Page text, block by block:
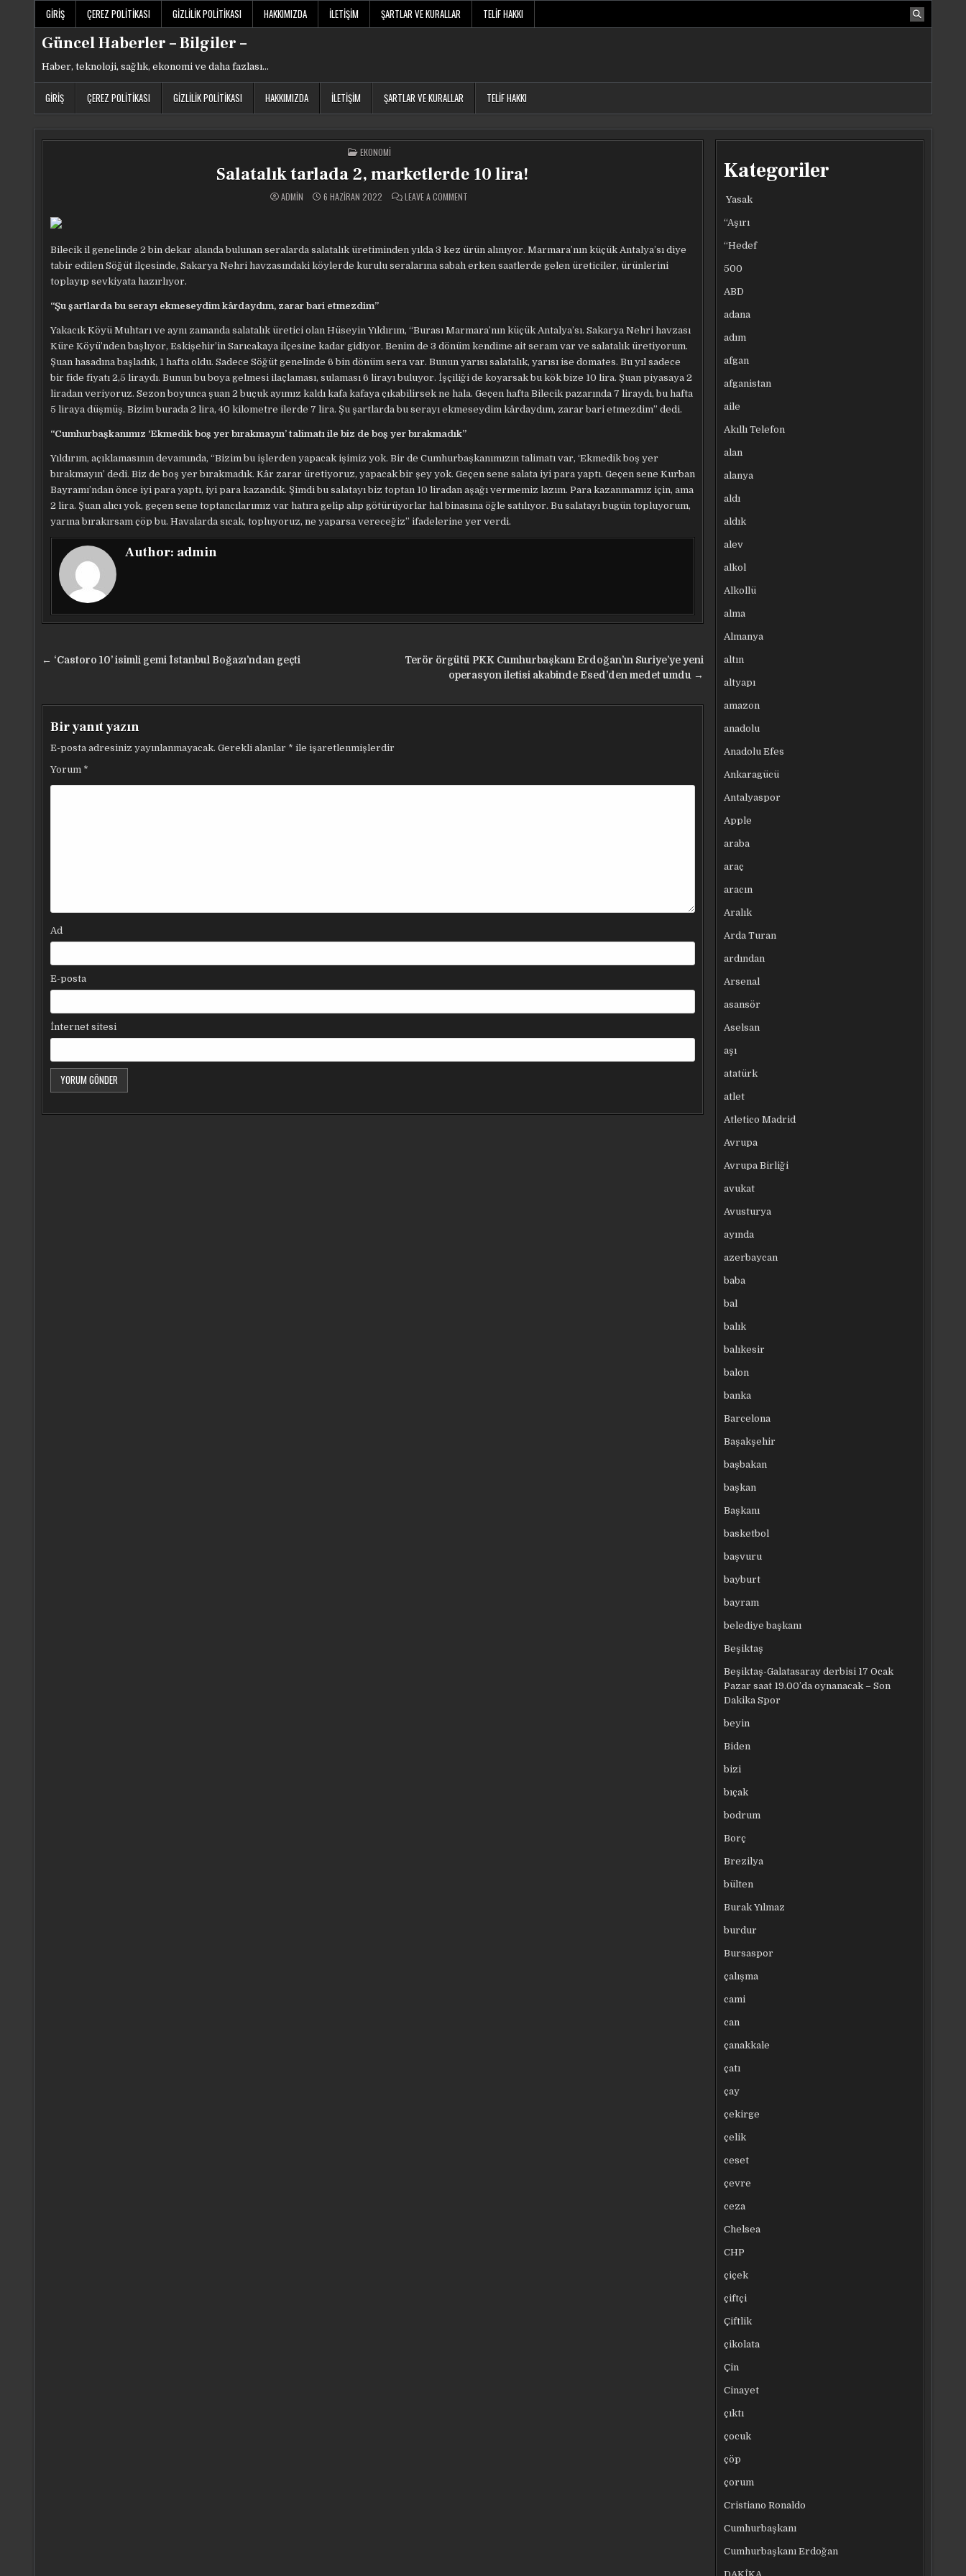
GIRIŞ ÇEREZ POLITIKASI GIZLILIK POLITIKASI HAKKIMIZDA İLETIŞIM ŞARTLAR VE KURALLAR TELIF HAKKI
Güncel Haberler – Bilgiler –
Haber, teknoloji, sağlık, ekonomi ve daha fazlası…
GIRIŞ ÇEREZ POLITIKASI GIZLILIK POLITIKASI HAKKIMIZDA İLETIŞIM ŞARTLAR VE KURALLAR TELIF HAKKI
POSTED
IN
EKONOMI
Salatalık tarlada 2, marketlerde 10 lira!
ADMIN 6 HAZIRAN 2022 LEAVE A COMMENT
LIRA!
Bilecik il genelinde 2 bin dekar alanda bulunan seralarda salatalık üretiminden yılda 3 kez ürün alınıyor. Marmara’nın küçük Antalya’sı diye
tabir edilen Söğüt ilçesinde, Sakarya Nehri havzasındaki köylerde kurulu seralarına sabah erken saatlerde gelen üreticiler, ürünlerini
toplayıp sevkiyata hazırlıyor.
“Şu şartlarda bu serayı ekmeseydim kârdaydım, zarar bari etmezdim”
Yakacık Köyü Muhtarı ve aynı zamanda salatalık üretici olan Hüseyin Yıldırım, “Burası Marmara’nın küçük Antalya’sı. Sakarya Nehri havzası
Küre Köyü’nden başlıyor, Eskişehir’in Sarıcakaya ilçesine kadar gidiyor. Benim de 3 dönüm kendime ait seram var ve salatalık üretiyorum.
Şuan hasadına başladık, 1 hafta oldu. Sadece Söğüt genelinde 6 bin dönüm sera var. Bunun yarısı salatalık, yarısı ise domates. Bu yıl sadece
bir fide fiyatı 2,5 liraydı. Bunun bu boya gelmesi ilaçlaması, sulaması 6 lirayı buluyor. İşçiliği de koyarsak bu kök bize 10 lira. Şuan piyasaya 2
liradan veriyoruz. Sezon boyunca şuan 2 buçuk ayımız kaldı kafa kafaya çıkabilirsek ne hala. Geçen hafta Bilecik pazarında 7 liraydı, bu hafta
5 liraya düşmüş. Bizim burada 2 lira, 40 kilometre ilerde 7 lira. Şu şartlarda bu serayı ekmeseydim kârdaydım, zarar bari etmezdim” dedi.
“Cumhurbaşkanımız ‘Ekmedik boş yer bırakmayın’ talimatı ile biz de boş yer bırakmadık”
Yıldırım, açıklamasının devamında, “Bizim bu işlerden yapacak işimiz yok. Bir de Cumhurbaşkanımızın talimatı var, ‘Ekmedik boş yer
bırakmayın’ dedi. Biz de boş yer bırakmadık. Kâr zarar üretiyoruz, yapacak bir şey yok. Geçen sene salata iyi para yaptı. Geçen sene Kurban
Bayramı’ndan önce iyi para yaptı, iyi para kazandık. Şimdi bu salatayı biz toptan 10 liradan aşağı vermemiz lazım. Para kazanmamız için, ama
2 lira. Şuan alıcı yok, geçen sene toptancılarımız var hatıra gelip alıp götürüyorlar hal binasına öğle satılıyor. Bu salatayı bugün topluyorum,
yarına bırakırsam çöp bu. Havalarda sıcak, topluyoruz, ne yaparsa vereceğiz” ifadelerine yer verdi.
Author: admin
Yazı
Terör örgütü PKK Cumhurbaşkanı Erdoğan’ın Suriye’ye yeni
operasyon iletisi akabinde Esed’den medet umdu →
← ‘Castoro 10’ isimli gemi İstanbul Boğazı’ndan geçti
Bir yanıt yazın
E-posta adresiniz yayınlanmayacak. Gerekli alanlar * ile işaretlenmişlerdir
Yorum *
Ad
E-posta
İnternet sitesi
Kategoriler
Yasak
“Aşırı
“Hedef
500
ABD
adana
adım
afgan
afganistan
aile
Akıllı Telefon
alan
alanya
aldı
aldık
alev
alkol
Alkollü
alma
Almanya
altın
altyapı
amazon
anadolu
Anadolu Efes
Ankaragücü
Antalyaspor
Apple
araba
araç
aracın
Aralık
Arda Turan
ardından
Arsenal
asansör
Aselsan
aşı
atatürk
atlet
Atletico Madrid
Avrupa
Avrupa Birliği
avukat
Avusturya
ayında
azerbaycan
baba
bal
balık
balıkesir
balon
banka
Barcelona
Başakşehir
başbakan
başkan
Başkanı
basketbol
başvuru
bayburt
bayram
belediye başkanı
Beşiktaş
Beşiktaş-Galatasaray derbisi 17 Ocak
Pazar saat 19.00’da oynanacak – Son
Dakika Spor
beyin
Biden
bizi
bıçak
bodrum
Borç
Brezilya
bülten
Burak Yılmaz
burdur
Bursaspor
çalışma
cami
can
çanakkale
çatı
çay
çekirge
çelik
ceset
çevre
ceza
Chelsea
CHP
çiçek
çiftçi
Çiftlik
çikolata
Çin
Cinayet
çıktı
çocuk
çöp
çorum
Cristiano Ronaldo
Cumhurbaşkanı
Cumhurbaşkanı Erdoğan